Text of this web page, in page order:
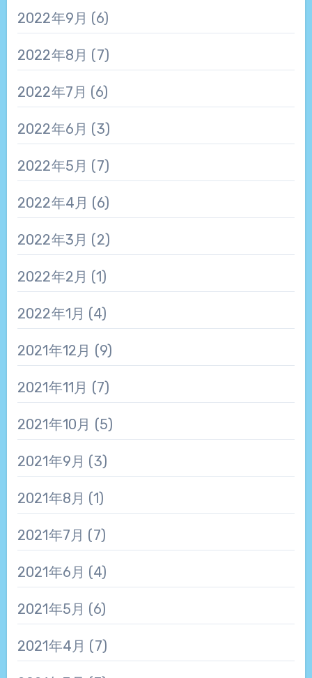
2022年9月 (6)
2022年8月 (7)
2022年7月 (6)
2022年6月 (3)
2022年5月 (7)
2022年4月 (6)
2022年3月 (2)
2022年2月 (1)
2022年1月 (4)
2021年12月 (9)
2021年11月 (7)
2021年10月 (5)
2021年9月 (3)
2021年8月 (1)
2021年7月 (7)
2021年6月 (4)
2021年5月 (6)
2021年4月 (7)